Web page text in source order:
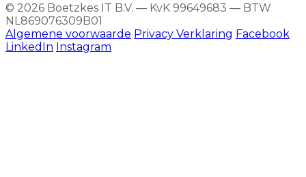
© 2026 Boetzkes IT B.V. — KvK 99649683 — BTW
NL869076309B01
Algemene voorwaarde Privacy Verklaring Facebook
LinkedIn Instagram